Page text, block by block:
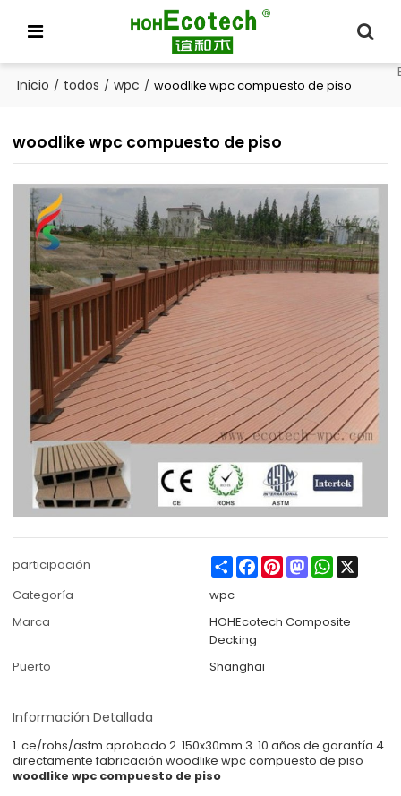
Inicio / todos / wpc / woodlike wpc compuesto de piso
woodlike wpc compuesto de piso
participación ShareFacebook
PinterestMastodonWhatsApp
X
Categoría
wpc
Marca
HOHEcotech Composite
Decking
Puerto
Shanghai
Información Detallada
1. ce/rohs/astm aprobado 2. 150x30mm 3. 10 años de garantía 4.
directamente fabricación woodlike wpc compuesto de piso
woodlike wpc compuesto de piso